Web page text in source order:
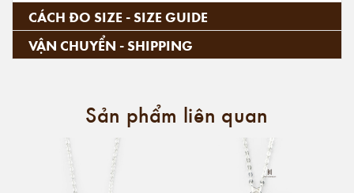
CÁCH ĐO SIZE - SIZE GUIDE
VẬN CHUYỂN - SHIPPING
Sản phẩm liên quan